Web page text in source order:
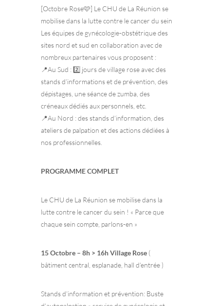
[Octobre Rose🩷] Le CHU de La Réunion se
mobilise dans la lutte contre le cancer du sein
Les équipes de gynécologie-obstétrique des
sites nord et sud en collaboration avec de
nombreux partenaires vous proposent :
📍Au Sud : 2️⃣ jours de village rose avec des
stands d’informations et de prévention, des
dépistages, une séance de zumba, des
créneaux dédiés aux personnels, etc.
📍Au Nord : des stands d’information, des
ateliers de palpation et des actions dédiées à
nos professionnelles.
PROGRAMME COMPLET
Le CHU de La Réunion se mobilise dans la
lutte contre le cancer du sein ! « Parce que
chaque sein compte, parlons-en »
15 Octobre – 8h > 16h Village Rose (
bâtiment central, esplanade, hall d’entrée )
Stands d’information et prévention: Buste